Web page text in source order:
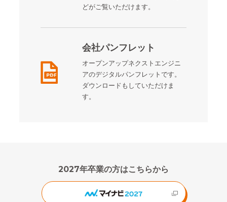
どがご覧いただけます。
会社パンフレット
オープンアップネクストエンジニ
アのデジタルパンフレットです。
ダウンロードもしていただけま
す。
2027年卒業の方はこちらから